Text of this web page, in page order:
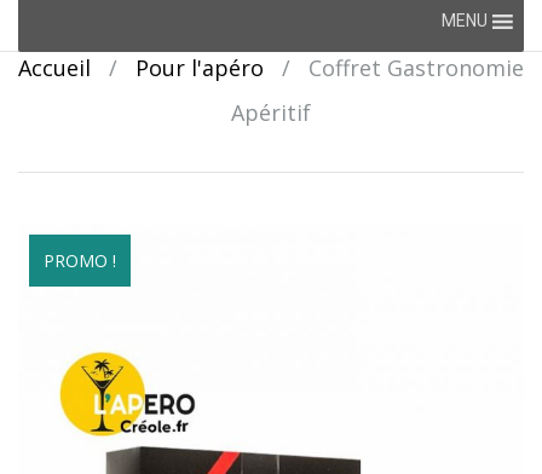
content
MENU
Accueil / Pour l'apéro /
Coffret Gastronomie
Apéritif
PROMO !